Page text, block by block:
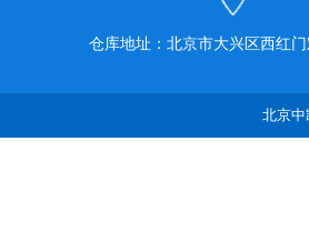
仓库地址：北京市大兴区西红
北京